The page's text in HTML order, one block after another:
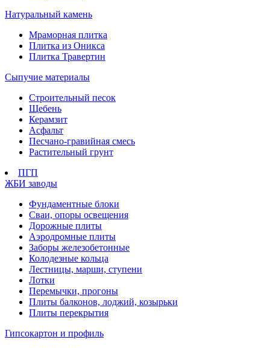
Натуральный камень
Мраморная плитка
Плитка из Оникса
Плитка Травертин
Сыпучие материалы
Строительный песок
Щебень
Керамзит
Асфальт
Песчано-гравийная смесь
Растительный грунт
ПГП
ЖБИ заводы
Фундаментные блоки
Сваи, опоры освещения
Дорожные плиты
Аэродромные плиты
Заборы железобетонные
Колодезные кольца
Лестницы, марши, ступени
Лотки
Перемычки, прогоны
Плиты балконов, лоджий, козырьки
Плиты перекрытия
Гипсокартон и профиль